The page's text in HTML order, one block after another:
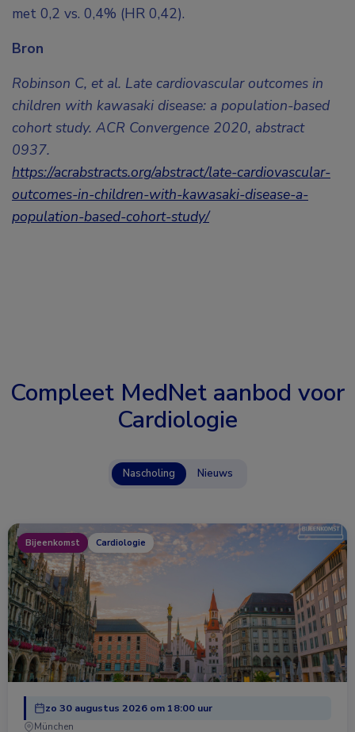
met 0,2 vs. 0,4% (HR 0,42).
Bron
Robinson C, et al. Late cardiovascular outcomes in
children with kawasaki disease: a population-based
cohort study. ACR Convergence 2020, abstract
0937.
https://acrabstracts.org/abstract/late-cardiovascular-
outcomes-in-children-with-kawasaki-disease-a-
population-based-cohort-study/
Compleet MedNet aanbod voor
Cardiologie
Nascholing Nieuws
Bijeenkomst Cardiologie
zo 30 augustus 2026 om 18:00 uur
München